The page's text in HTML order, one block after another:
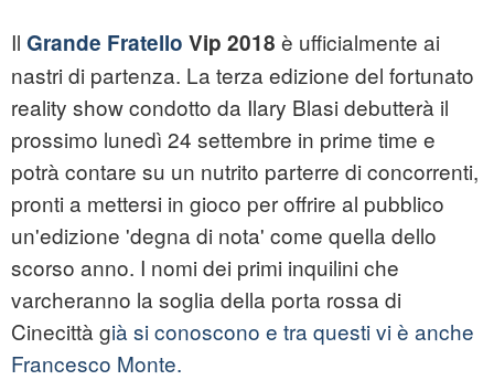
Il Grande Fratello Vip 2018 è ufficialmente ai
nastri di partenza. La terza edizione del fortunato
reality show condotto da Ilary Blasi debutterà il
prossimo lunedì 24 settembre in prime time e
potrà contare su un nutrito parterre di concorrenti,
pronti a mettersi in gioco per offrire al pubblico
un'edizione 'degna di nota' come quella dello
scorso anno. I nomi dei primi inquilini che
varcheranno la soglia della porta rossa di
Cinecittà già si conoscono e tra questi vi è anche
Francesco Monte.